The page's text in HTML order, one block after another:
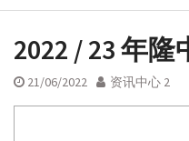
2022 / 23 年
21/06/2022 资讯中心 2